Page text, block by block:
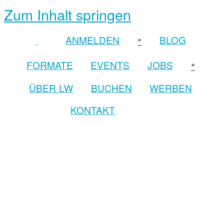
Zum Inhalt springen
ANMELDEN •
BLOG
FORMATE
EVENTS JOBS •
ÜBER LW BUCHEN
WERBEN
KONTAKT